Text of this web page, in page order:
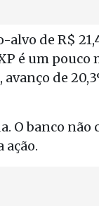
de R$
é um pouco
de
O banco não
ação.